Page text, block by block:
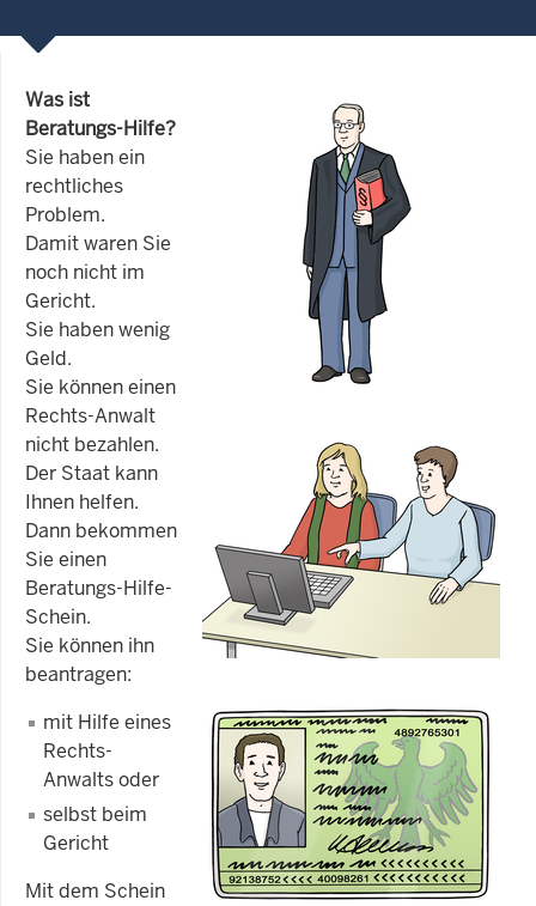
Was ist
Beratungs-Hilfe?
Sie haben ein
rechtliches
Problem.
Damit waren Sie
noch nicht im
Gericht.
Sie haben wenig
Geld.
Sie können einen
Rechts-Anwalt
nicht bezahlen.
Der Staat kann
Ihnen helfen.
Dann bekommen
Sie einen
Beratungs-Hilfe-
Schein.
Sie können ihn
beantragen:
mit Hilfe eines
Rechts-
Anwalts oder
selbst beim
Gericht
Mit dem Schein